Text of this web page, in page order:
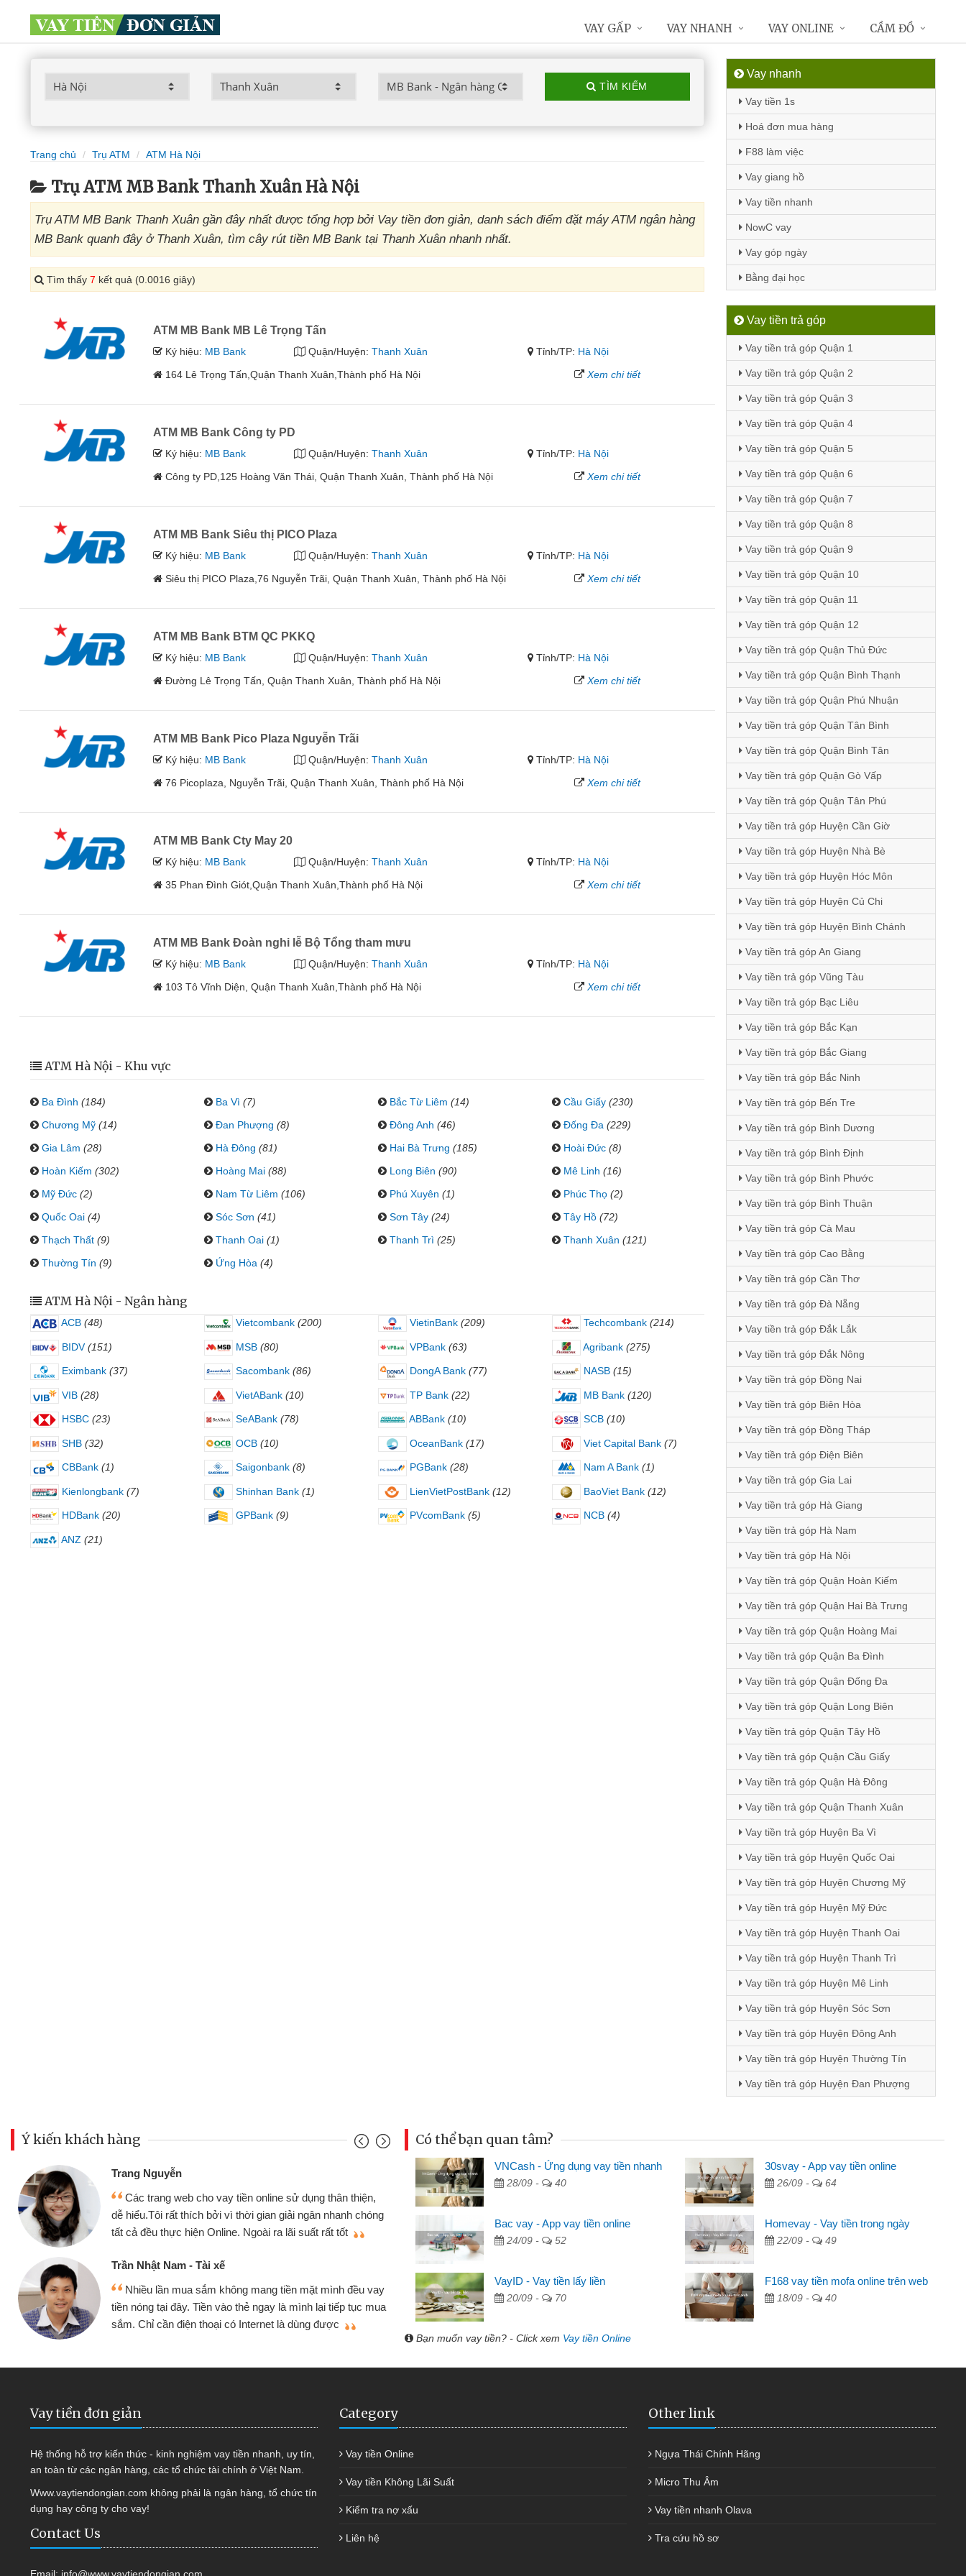
TÌM KIẾM
Trang chủ Trụ ATM ATM Hà Nội
Trụ ATM MB Bank Thanh Xuân Hà Nội
Trụ ATM MB Bank Thanh Xuân gần đây nhất được tổng hợp bởi Vay tiền đơn giản, danh sách điểm đặt máy ATM ngân hàng
MB Bank quanh đây ở Thanh Xuân, tìm cây rút tiền MB Bank tại Thanh Xuân nhanh nhất.
Tìm thấy 7 kết quả (0.0016 giây)
ATM MB Bank MB Lê Trọng Tấn
Ký hiệu: MB Bank Quận/Huyện: Thanh Xuân Tỉnh/TP: Hà Nội
164 Lê Trọng Tấn,Quận Thanh Xuân,Thành phố Hà Nội
Xem chi tiết
ATM MB Bank Công ty PD
Ký hiệu: MB Bank Quận/Huyện: Thanh Xuân Tỉnh/TP: Hà Nội
Công ty PD,125 Hoàng Văn Thái, Quận Thanh Xuân, Thành phố Hà Nội
Xem chi tiết
ATM MB Bank Siêu thị PICO Plaza
Ký hiệu: MB Bank Quận/Huyện: Thanh Xuân Tỉnh/TP: Hà Nội
Siêu thị PICO Plaza,76 Nguyễn Trãi, Quận Thanh Xuân, Thành phố Hà Nội
Xem chi tiết
ATM MB Bank BTM QC PKKQ
Ký hiệu: MB Bank Quận/Huyện: Thanh Xuân Tỉnh/TP: Hà Nội
Đường Lê Trọng Tấn, Quận Thanh Xuân, Thành phố Hà Nội
Xem chi tiết
ATM MB Bank Pico Plaza Nguyễn Trãi
Ký hiệu: MB Bank Quận/Huyện: Thanh Xuân Tỉnh/TP: Hà Nội
76 Picoplaza, Nguyễn Trãi, Quận Thanh Xuân, Thành phố Hà Nội
Xem chi tiết
ATM MB Bank Cty May 20
Ký hiệu: MB Bank Quận/Huyện: Thanh Xuân Tỉnh/TP: Hà Nội
35 Phan Đình Giót,Quận Thanh Xuân,Thành phố Hà Nội
Xem chi tiết
ATM MB Bank Đoàn nghi lễ Bộ Tổng tham mưu
Ký hiệu: MB Bank Quận/Huyện: Thanh Xuân Tỉnh/TP: Hà Nội
103 Tô Vĩnh Diện, Quận Thanh Xuân,Thành phố Hà Nội
Xem chi tiết
ATM Hà Nội - Khu vực
Ba Đình (184) Ba Vì (7) Bắc Từ Liêm (14) Cầu Giấy (230)
Chương Mỹ (14) Đan Phượng (8) Đông Anh (46) Đống Đa (229)
Gia Lâm (28) Hà Đông (81) Hai Bà Trưng (185) Hoài Đức (8)
Hoàn Kiếm (302) Hoàng Mai (88) Long Biên (90) Mê Linh (16)
Mỹ Đức (2) Nam Từ Liêm (106) Phú Xuyên (1) Phúc Thọ (2)
Quốc Oai (4) Sóc Sơn (41) Sơn Tây (24) Tây Hồ (72)
Thạch Thất (9) Thanh Oai (1) Thanh Trì (25) Thanh Xuân (121)
Thường Tín (9) Ứng Hòa (4)
ATM Hà Nội - Ngân hàng
ACB (48) Vietcombank (200) VietinBank (209) Techcombank (214)
BIDV (151) MSB (80) VPBank (63) Agribank (275)
Eximbank (37) Sacombank (86) DongA Bank (77) NASB (15)
VIB (28) VietABank (10) TP Bank (22) MB Bank (120)
HSBC (23) SeABank (78) ABBank (10) SCB (10)
SHB (32) OCB (10) OceanBank (17) Viet Capital Bank (7)
CBBank (1) Saigonbank (8) PGBank (28) Nam A Bank (1)
Kienlongbank (7) Shinhan Bank (1) LienVietPostBank (12) BaoViet Bank (12)
HDBank (20) GPBank (9) PVcomBank (5) NCB (4)
ANZ (21)
Vay nhanh
Vay tiền 1s
Hoá đơn mua hàng
F88 làm việc
Vay giang hồ
Vay tiền nhanh
NowC vay
Vay góp ngày
Bằng đại học
Vay tiền trả góp
Vay tiền trả góp Quận 1
Vay tiền trả góp Quận 2
Vay tiền trả góp Quận 3
Vay tiền trả góp Quận 4
Vay tiền trả góp Quận 5
Vay tiền trả góp Quận 6
Vay tiền trả góp Quận 7
Vay tiền trả góp Quận 8
Vay tiền trả góp Quận 9
Vay tiền trả góp Quận 10
Vay tiền trả góp Quận 11
Vay tiền trả góp Quận 12
Vay tiền trả góp Quận Thủ Đức
Vay tiền trả góp Quận Bình Thạnh
Vay tiền trả góp Quận Phú Nhuận
Vay tiền trả góp Quận Tân Bình
Vay tiền trả góp Quận Bình Tân
Vay tiền trả góp Quận Gò Vấp
Vay tiền trả góp Quận Tân Phú
Vay tiền trả góp Huyện Cần Giờ
Vay tiền trả góp Huyện Nhà Bè
Vay tiền trả góp Huyện Hóc Môn
Vay tiền trả góp Huyện Củ Chi
Vay tiền trả góp Huyện Bình Chánh
Vay tiền trả góp An Giang
Vay tiền trả góp Vũng Tàu
Vay tiền trả góp Bạc Liêu
Vay tiền trả góp Bắc Kạn
Vay tiền trả góp Bắc Giang
Vay tiền trả góp Bắc Ninh
Vay tiền trả góp Bến Tre
Vay tiền trả góp Bình Dương
Vay tiền trả góp Bình Định
Vay tiền trả góp Bình Phước
Vay tiền trả góp Bình Thuận
Vay tiền trả góp Cà Mau
Vay tiền trả góp Cao Bằng
Vay tiền trả góp Cần Thơ
Vay tiền trả góp Đà Nẵng
Vay tiền trả góp Đắk Lắk
Vay tiền trả góp Đắk Nông
Vay tiền trả góp Đồng Nai
Vay tiền trả góp Biên Hòa
Vay tiền trả góp Đồng Tháp
Vay tiền trả góp Điện Biên
Vay tiền trả góp Gia Lai
Vay tiền trả góp Hà Giang
Vay tiền trả góp Hà Nam
Vay tiền trả góp Hà Nội
Vay tiền trả góp Quận Hoàn Kiếm
Vay tiền trả góp Quận Hai Bà Trưng
Vay tiền trả góp Quận Hoàng Mai
Vay tiền trả góp Quận Ba Đình
Vay tiền trả góp Quận Đống Đa
Vay tiền trả góp Quận Long Biên
Vay tiền trả góp Quận Tây Hồ
Vay tiền trả góp Quận Cầu Giấy
Vay tiền trả góp Quận Hà Đông
Vay tiền trả góp Quận Thanh Xuân
Vay tiền trả góp Huyện Ba Vì
Vay tiền trả góp Huyện Quốc Oai
Vay tiền trả góp Huyện Chương Mỹ
Vay tiền trả góp Huyện Mỹ Đức
Vay tiền trả góp Huyện Thanh Oai
Vay tiền trả góp Huyện Thanh Trì
Vay tiền trả góp Huyện Mê Linh
Vay tiền trả góp Huyện Sóc Sơn
Vay tiền trả góp Huyện Đông Anh
Vay tiền trả góp Huyện Thường Tín
Vay tiền trả góp Huyện Đan Phượng
VAY GẤP VAY NHANH VAY ONLINE CẦM ĐỒ
Ý kiến khách hàng
vay
mua
Đoàn Hữu Cảnh
Mình cần tiền gấp nên định cầm cố chiếc xe wave
nhưng thật may đã có gói vay tiền bằng CMND online
không cần gặp mặt nên rất tiện lợi, sẽ giới thiệu cho bạn
Cấn Văn Lực - Tạp hóa
Tôi kinh doanh buôn bán nhỏ lẻ nhiều lúc cần vốn nhập
hàng, nhờ biết đến website qua bạn bè giới thiệu tôi đã giải
quyết được công việc của mình nhanh chóng
Mai Lan - Sinh viên
Tôi biết đến thông qua quảng cáo trên facebook. Tôi là
sinh viên nên cần đóng tiền nhà, sinh nhật bạn bè, mà đọc
thấy thủ tục nhanh gọn nên tôi quyết định vay
Mất 2 tuần các ngân hàng không ai cho vay. Trong khi
cần có 2 triệu để giải quyết việc riêng, trong 1-2 ngày tôi trả
được thôi. Cảm ơn đã giúp tôi kịp thời và nhanh chóng
Có thể bạn quan tâm?
VNCash - Ứng dụng vay tiền nhanh
28/09 - 40
30svay - App vay tiền online
26/09 - 64
Bac vay - App vay tiền online
24/09 - 52
Homevay - Vay tiền trong ngày
22/09 - 49
VayID - Vay tiền lấy liền
20/09 - 70
F168 vay tiền mofa online trên web
18/09 - 40
Bạn muốn vay tiền? - Click xem Vay tiền Online
Vay tiền đơn giản
Hệ thống hỗ trợ kiến thức - kinh nghiệm vay tiền nhanh, uy tín,
an toàn từ các ngân hàng, các tổ chức tài chính ở Việt Nam.
Www.vaytiendongian.com không phải là ngân hàng, tổ chức tín
dụng hay công ty cho vay!
Contact Us
Category
Vay tiền Online
Vay tiền Không Lãi Suất
Kiểm tra nợ xấu
Liên hệ
Other link
Ngựa Thái Chính Hãng
Micro Thu Âm
Vay tiền nhanh Olava
Tra cứu hồ sơ